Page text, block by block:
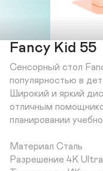
Fancy Kid 55
Сенсорный стол
популярностью в
Широкий и яркий
отличным
планировании
Материал Сталь
Разрешение 4K